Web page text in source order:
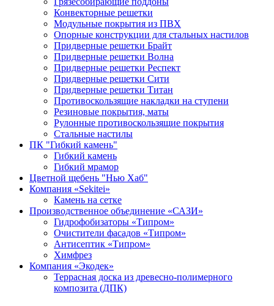
Конвекторные решетки
Модульные покрытия из ПВХ
Опорные конструкции для стальных настилов
Придверные решетки Брайт
Придверные решетки Волна
Придверные решетки Респект
Придверные решетки Сити
Придверные решетки Титан
Противоскользящие накладки на ступени
Резиновые покрытия, маты
Рулонные противоскользящие покрытия
Стальные настилы
ПК "Гибкий камень"
Гибкий камень
Гибкий мрамор
Цветной щебень "Нью Хаб"
Компания «Sekitei»
Камень на сетке
Производственное объединение «САЗИ»
Гидрофобизаторы «Типром»
Очистители фасадов «Типром»
Антисептик «Типром»
Химфрез
Компания «Экодек»
Террасная доска из древесно-полимерного
композита (ДПК)